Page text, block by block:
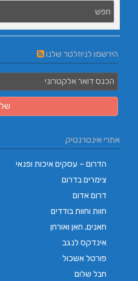
הירשמו לניוזלטר שלנו
אתרי אינטרנטיק
הדרום – עסקים איכות ופנאי
צימרים בדרום
דרום אדום
חוות וחוות בודדים
חאנים, חאן ואורחן
אינדקס לנגב
פורטל אשכול
חבל שלום